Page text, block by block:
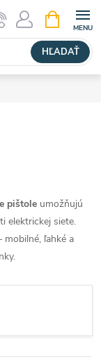
HĽADAŤ
KOŠÍK
pištole umožňujú
elektrickej siete.
mobilné, ľahké a